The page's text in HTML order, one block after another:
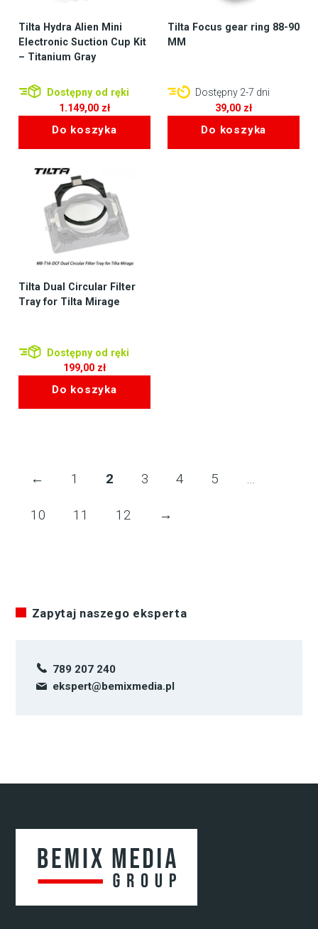
Tilta Hydra Alien Mini
Electronic Suction Cup Kit
– Titanium Gray
Dostępny od ręki
1.149,00 zł
Do koszyka
Tilta Focus gear ring 88-90
MM
Dostępny 2-7 dni
39,00 zł
Do koszyka
Tilta Dual Circular Filter
Tray for Tilta Mirage
Dostępny od ręki
199,00 zł
Do koszyka
← 1 2 3 4 5 …
10 11 12 →
Zapytaj naszego eksperta
789 207 240
ekspert@bemixmedia.pl